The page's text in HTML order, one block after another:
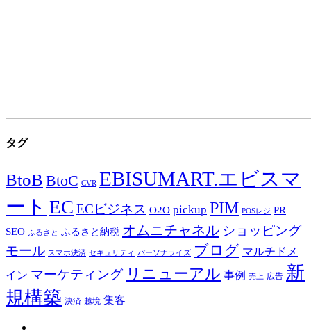
タグ
BtoB BtoC CVR EBISUMART.エビスマ
ート EC ECビジネス O2O pickup PIM POSレジ PR
SEO ふるさと ふるさと納税 オムニチャネル ショッピング
モール スマホ決済 セキュリティ パーソナライズ ブログ マルチドメ
イン マーケティング リニューアル 事例 売上 広告 新
規構築 決済 越境 集客